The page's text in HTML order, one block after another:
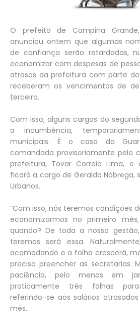
O prefeito de Campina Grande,
anunciou ontem que algumas
de confiança serão retardadas,
economizar com despesas de
atrasos da prefeitura com parte
receberam os vencimentos de
terceiro.
Com isso, alguns cargos do
a incumbência,
municipais. É o caso da
comandada provisoriamente pelo
prefeitura, Tovar Correia Lima, e
ficará a cargo de Geraldo Nóbrega,
Urbanos.
“Com isso, nós teremos condições
economizarmos no primeiro
quando? De toda a nossa
teremos será essa.
acomodando e a folha crescerá,
precisa preencher as secretarias.
paciência, pelo menos em
praticamente três folhas para
referindo-se aos salários
mês.